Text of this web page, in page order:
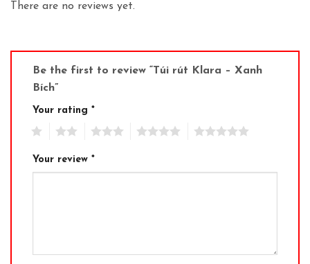
There are no reviews yet.
Be the first to review “Túi rút Klara – Xanh
Bích”
Your rating *
Your review *